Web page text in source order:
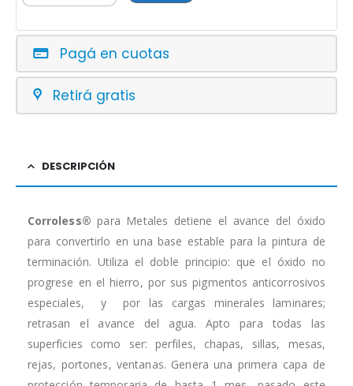
Pagá en cuotas
Retirá gratis
DESCRIPCIÓN
Corroless®para Metales detiene el avance del óxido
para convertirlo en una base estable para la pintura de
terminación. Utiliza el doble principio: que el óxido no
progrese en el hierro, por sus pigmentos anticorrosivos
especiales, y por las cargas minerales laminares;
retrasan el avance del agua. Apto para todas las
superficies como ser: perfiles, chapas, sillas, mesas,
rejas, portones, ventanas. Genera una primera capa de